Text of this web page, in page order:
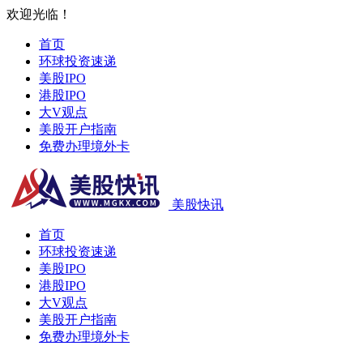
欢迎光临！
首页
环球投资速递
美股IPO
港股IPO
大V观点
美股开户指南
免费办理境外卡
美股快讯
首页
环球投资速递
美股IPO
港股IPO
大V观点
美股开户指南
免费办理境外卡